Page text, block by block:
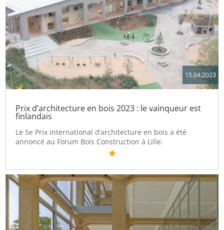
15.04.2023
Prix d’architecture en bois 2023 : le vainqueur est
finlandais
Le 5e Prix international d’architecture en bois a été
annoncé au Forum Bois Construction à Lille.